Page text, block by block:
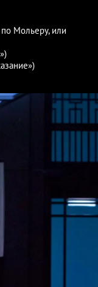
Мольеру, или